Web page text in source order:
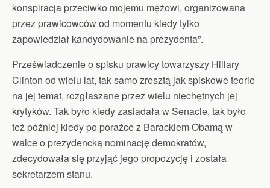
konspiracja przeciwko mojemu mężowi, organizowana
przez prawicowców od momentu kiedy tylko
zapowiedział kandydowanie na prezydenta”.
Przeświadczenie o spisku prawicy towarzyszy Hillary
Clinton od wielu lat, tak samo zresztą jak spiskowe teorie
na jej temat, rozgłaszane przez wielu niechętnych jej
krytyków. Tak było kiedy zasiadała w Senacie, tak było
też później kiedy po porażce z Barackiem Obamą w
walce o prezydencką nominację demokratów,
zdecydowała się przyjąć jego propozycję i została
sekretarzem stanu.